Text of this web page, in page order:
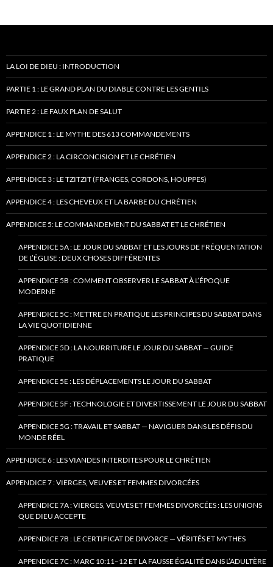
LA LOI DE DIEU : INTRODUCTION
PARTIE 1 : LE GRAND PLAN DU DIABLE CONTRE LES GENTILS
PARTIE 2 : LE FAUX PLAN DE SALUT
APPENDICE 1 : LE MYTHE DES 613 COMMANDEMENTS
APPENDICE 2 : LA CIRCONCISION ET LE CHRÉTIEN
APPENDICE 3 : LE TZITZIT (FRANGES, CORDONS, HOUPPES)
APPENDICE 4 : LES CHEVEUX ET LA BARBE DU CHRÉTIEN
APPENDICE 5: LE COMMANDEMENT DU SABBAT ET LE CHRÉTIEN
APPENDICE 5A : LE JOUR DU SABBAT ET LES JOURS DE FRÉQUENTATION
DE L’ÉGLISE : DEUX CHOSES DIFFÉRENTES
APPENDICE 5B : COMMENT OBSERVER LE SABBAT À L’ÉPOQUE
MODERNE
APPENDICE 5C : METTRE EN PRATIQUE LES PRINCIPES DU SABBAT DANS
LA VIE QUOTIDIENNE
APPENDICE 5D : LA NOURRITURE LE JOUR DU SABBAT — GUIDE
PRATIQUE
APPENDICE 5E : LES DÉPLACEMENTS LE JOUR DU SABBAT
APPENDICE 5F : TECHNOLOGIE ET DIVERTISSEMENT LE JOUR DU SABBAT
APPENDICE 5G : TRAVAIL ET SABBAT — NAVIGUER DANS LES DÉFIS DU
MONDE RÉEL
APPENDICE 6 : LES VIANDES INTERDITES POUR LE CHRÉTIEN
APPENDICE 7 : VIERGES, VEUVES ET FEMMES DIVORCÉES
APPENDICE 7A : VIERGES, VEUVES ET FEMMES DIVORCÉES : LES UNIONS
QUE DIEU ACCEPTE
APPENDICE 7B : LE CERTIFICAT DE DIVORCE — VÉRITÉS ET MYTHES
APPENDICE 7C : MARC 10:11–12 ET LA FAUSSE ÉGALITÉ DANS L’ADULTÈRE